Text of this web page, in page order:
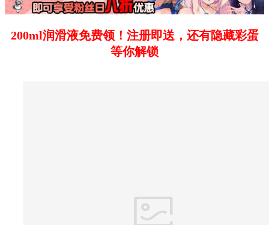
200ml润滑液免费领！注册即送，还有隐藏彩蛋
等你解锁